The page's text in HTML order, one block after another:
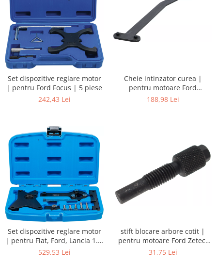
Set dispozitive reglare motor
| pentru Ford Focus | 5 piese
242,43 Lei
Cheie intinzator curea |
pentru motoare Ford
Duratorq
188,98 Lei
Set dispozitive reglare motor
| pentru Fiat, Ford, Lancia 1.2,
1.4 8V
529,53 Lei
stift blocare arbore cotit |
pentru motoare Ford Zetec,
Duratec
31,75 Lei